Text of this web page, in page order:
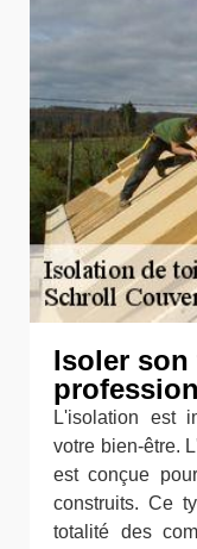
Isoler son
L'isolation est
votre bien-être.
est conçue
construits. Ce
totalité des